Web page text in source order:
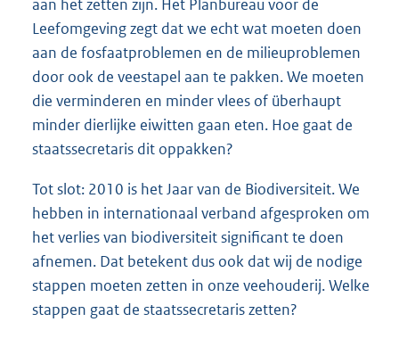
aan het zetten zijn. Het Planbureau voor de
Leefomgeving zegt dat we echt wat moeten doen
aan de fosfaatproblemen en de milieuproblemen
door ook de veestapel aan te pakken. We moeten
die verminderen en minder vlees of überhaupt
minder dierlijke eiwitten gaan eten. Hoe gaat de
staatssecretaris dit oppakken?
Tot slot: 2010 is het Jaar van de Biodiversiteit. We
hebben in internationaal verband afgesproken om
het verlies van biodiversiteit significant te doen
afnemen. Dat betekent dus ook dat wij de nodige
stappen moeten zetten in onze veehouderij. Welke
stappen gaat de staatssecretaris zetten?